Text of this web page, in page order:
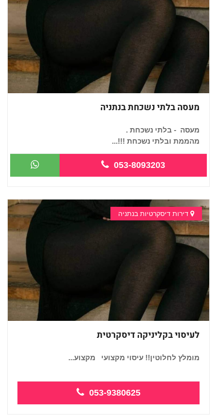
מעסה בלתי נשכחת בנתניה
מעסה - בלתי נשכחת .
מהממת ובלתי נשכחת !!!...
053-8093203
דירות דיסקרטיות בנתניה
לעיסוי בקליניקה דיסקרטית
מומלץ לחלוטין!! עיסוי מקצועי מקצוע...
053-9380625